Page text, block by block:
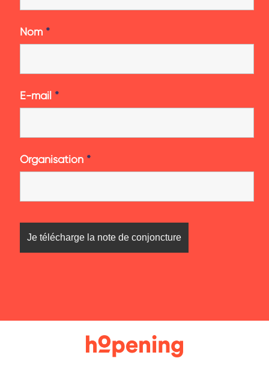
Nom *
E-mail *
Organisation *